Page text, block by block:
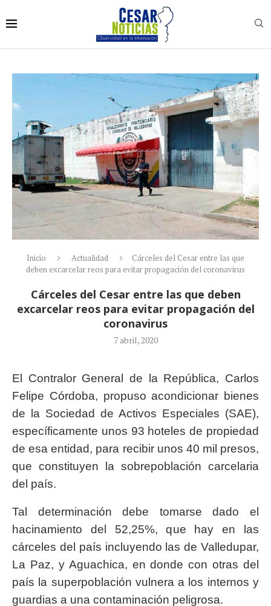
Inicio Actualidad
Cárceles del Cesar entre las que
deben excarcelar reos para evitar propagación del coronavirus
Cárceles del Cesar entre las que deben
excarcelar reos para evitar propagación del
coronavirus
7 abril, 2020
El Contralor General de la República, Carlos
Felipe Córdoba, propuso acondicionar bienes
de la Sociedad de Activos Especiales (SAE),
específicamente unos 93 hoteles de propiedad
de esa entidad, para recibir unos 40 mil presos,
que constituyen la sobrepoblación carcelaria
del país.
Tal determinación debe tomarse dado el
hacinamiento del 52,25%, que hay en las
cárceles del país incluyendo las de Valledupar,
La Paz, y Aguachica, en donde con otras del
país la superpoblación vulnera a los internos y
guardias a una contaminación peligrosa.